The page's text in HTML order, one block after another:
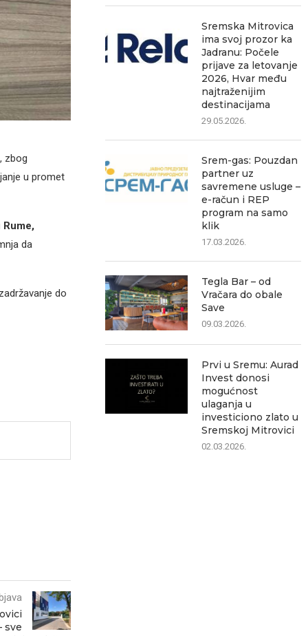
zbog
u promet
da
do
sve
Sremska Mitrovica
ima svoj prozor ka
Jadranu: Počele
prijave za letovanje
2026, Hvar među
najtraženijim
destinacijama
29.05.2026.
Srem-gas: Pouzdan
partner uz
savremene usluge –
e-račun i REP
program na samo
klik
17.03.2026.
Tegla Bar – od
Vračara do obale
Save
09.03.2026.
Prvi u Sremu: Aurad
Invest donosi
mogućnost
ulaganja u
investiciono zlato u
Sremskoj Mitrovici
02.03.2026.